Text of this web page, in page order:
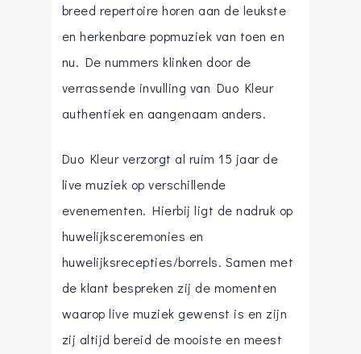
breed repertoire horen aan de leukste
en herkenbare popmuziek van toen en
nu. De nummers klinken door de
verrassende invulling van Duo Kleur
authentiek en aangenaam anders.
Duo Kleur verzorgt al ruim 15 jaar de
live muziek op verschillende
evenementen. Hierbij ligt de nadruk op
huwelijksceremonies en
huwelijksrecepties/borrels. Samen met
de klant bespreken zij de momenten
waarop live muziek gewenst is en zijn
zij altijd bereid de mooiste en meest